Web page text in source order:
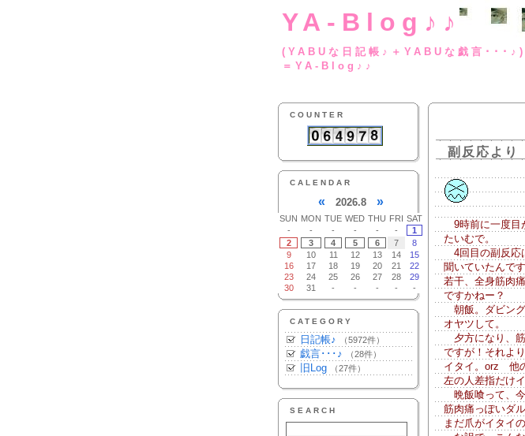
YA-Blog♪♪
(YABUな日記帳♪＋
＝YA-Blog♪♪
COUNTER
CALENDAR
« 2026.8 »
SUN MON TUE WED THU FRI SAT
-
- - - - -
1
2
3 4 5 6 7
8
9
10 11 12 13 14
15
16
17 18 19 20 21
22
23
24 25 26 27 28
29
30
31 - - - - -
CATEGORY
日記帳♪ （5972件）
戯言･･･♪ （28件）
旧Log （27件）
SEARCH
副反応より
9時前に一度目
たいむで。
4回目の副反応
聞いていたんで
若干、全身筋肉
ですかねー？
朝飯。ダビング
オヤツして。
夕方になり、筋
ですが！それよ
イタイ。orz 他
左の人差指だけ
晩飯喰って、今
筋肉痛っぽいダ
まだ爪がイタイ